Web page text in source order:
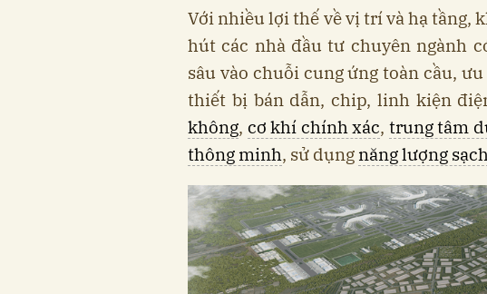
Với nhiều lợi thế về vị trí và hạ tầng,
hút các nhà đầu tư chuyên ngành
sâu vào chuỗi cung ứng toàn cầu,
thiết bị bán dẫn, chip, linh kiện
không, cơ khí chính xác, trung tâm
thông minh, sử dụng năng lượng